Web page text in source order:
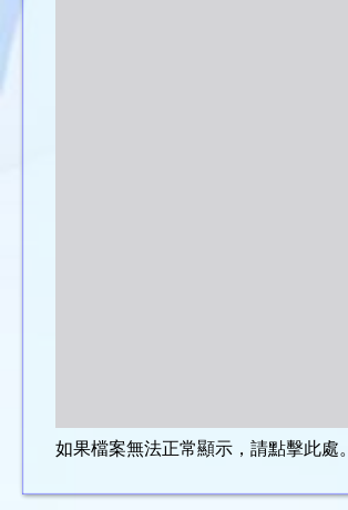
如果檔案無法正常顯示，請點擊此處。